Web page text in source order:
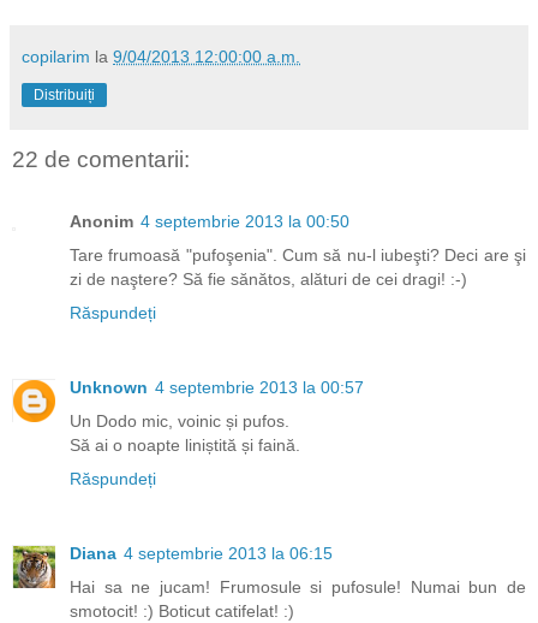
copilarim la 9/04/2013 12:00:00 a.m.
Distribuiți
22 de comentarii:
Anonim 4 septembrie 2013 la 00:50
Tare frumoasă "pufoşenia". Cum să nu-l iubeşti? Deci are şi
zi de naştere? Să fie sănătos, alături de cei dragi! :-)
Răspundeți
Unknown 4 septembrie 2013 la 00:57
Un Dodo mic, voinic și pufos.
Să ai o noapte liniștită și faină.
Răspundeți
Diana 4 septembrie 2013 la 06:15
Hai sa ne jucam! Frumosule si pufosule! Numai bun de
smotocit! :) Boticut catifelat! :)